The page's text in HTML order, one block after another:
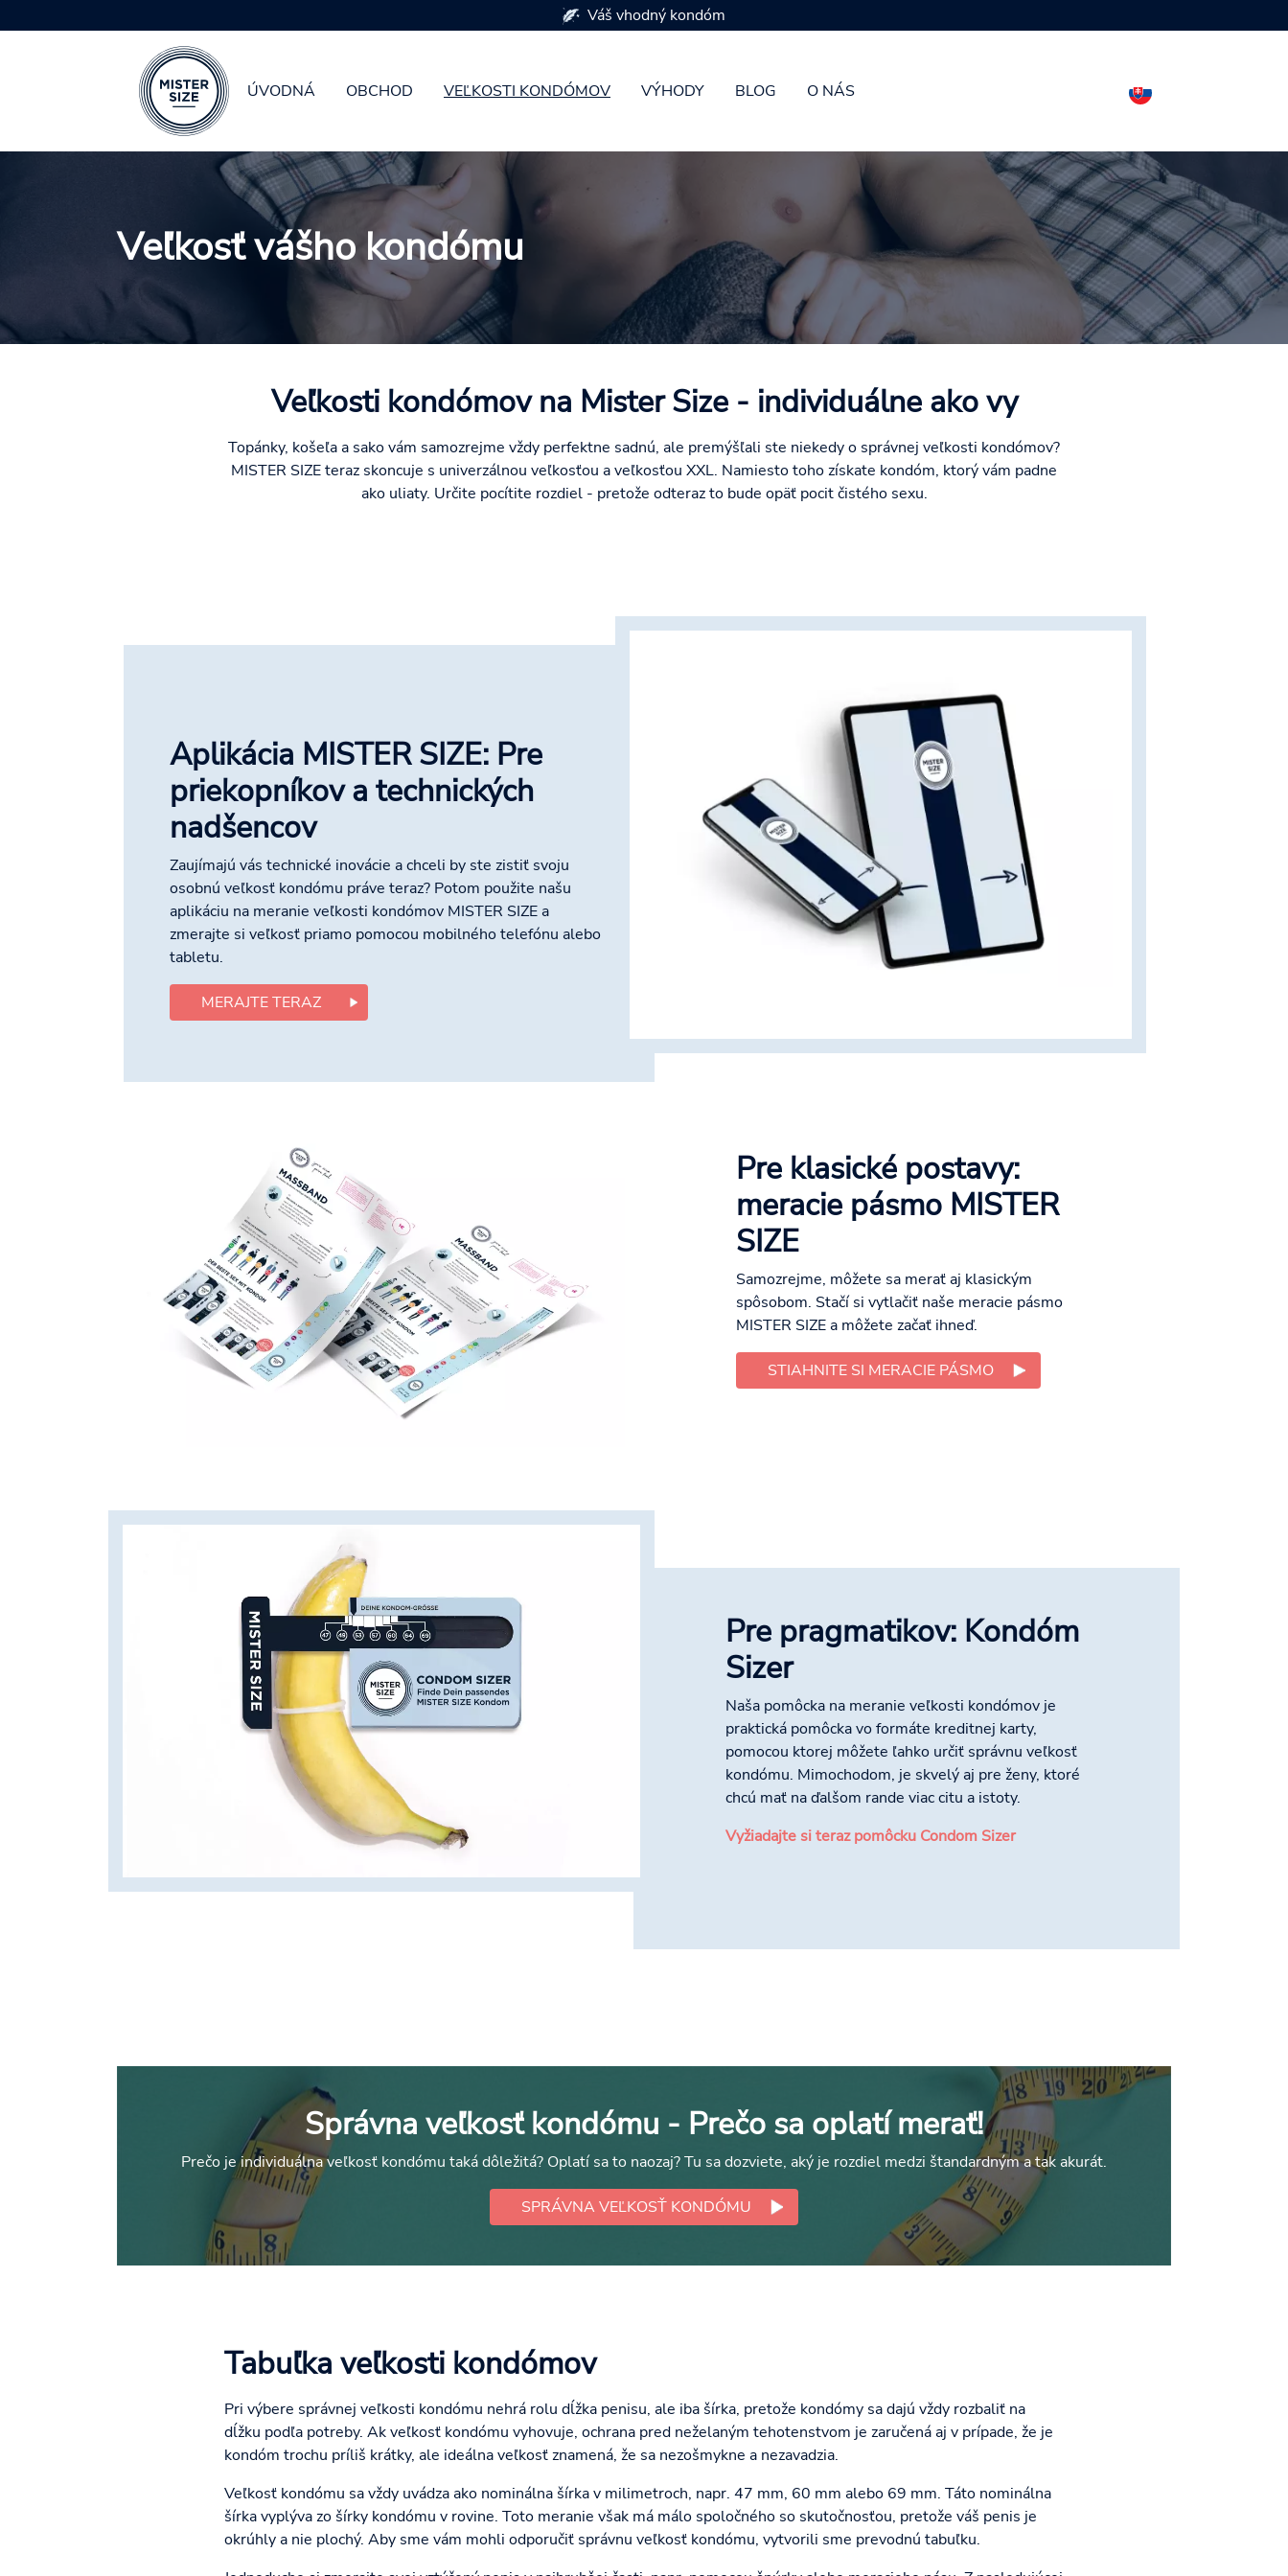
ÚVODNÁ OBCHOD VEĽKOSTI KONDÓMOV VÝHODY BLOG O NÁS
K dispozícii je 7 veľkostí kondómov
Veľkosť vášho kondómu
Veľkosti kondómov na Mister Size - individuálne ako vy
Topánky, košeľa a sako vám samozrejme vždy perfektne sadnú, ale premýšľali ste niekedy o správnej veľkosti kondómov?
MISTER SIZE teraz skoncuje s univerzálnou veľkosťou a veľkosťou XXL. Namiesto toho získate kondóm, ktorý vám padne
ako uliaty. Určite pocítite rozdiel - pretože odteraz to bude opäť pocit čistého sexu.
Aplikácia MISTER SIZE: Pre
priekopníkov a technických
nadšencov
Zaujímajú vás technické inovácie a chceli by ste zistiť svoju
osobnú veľkosť kondómu práve teraz? Potom použite našu
aplikáciu na meranie veľkosti kondómov MISTER SIZE a
zmerajte si veľkosť priamo pomocou mobilného telefónu alebo
tabletu.
MERAJTE TERAZ
Pre klasické postavy:
meracie pásmo MISTER
SIZE
Samozrejme, môžete sa merať aj klasickým
spôsobom. Stačí si vytlačiť naše meracie pásmo
MISTER SIZE a môžete začať ihneď.
STIAHNITE SI MERACIE PÁSMO
Pre pragmatikov: Kondóm
Sizer
Naša pomôcka na meranie veľkosti kondómov je
praktická pomôcka vo formáte kreditnej karty,
pomocou ktorej môžete ľahko určiť správnu veľkosť
kondómu. Mimochodom, je skvelý aj pre ženy, ktoré
chcú mať na ďalšom rande viac citu a istoty.
Vyžiadajte si teraz pomôcku Condom Sizer
Správna veľkosť kondómu - Prečo sa oplatí merať!
Prečo je individuálna veľkosť kondómu taká dôležitá? Oplatí sa to naozaj? Tu sa dozviete, aký je rozdiel medzi štandardným a tak akurát.
SPRÁVNA VEĽKOSŤ KONDÓMU
Tabuľka veľkosti kondómov
Pri výbere správnej veľkosti kondómu nehrá rolu dĺžka penisu, ale iba šírka, pretože kondómy sa dajú vždy rozbaliť na
dĺžku podľa potreby. Ak veľkosť kondómu vyhovuje, ochrana pred neželaným tehotenstvom je zaručená aj v prípade, že je
kondóm trochu príliš krátky, ale ideálna veľkosť znamená, že sa nezošmykne a nezavadzia.
Veľkosť kondómu sa vždy uvádza ako nominálna šírka v milimetroch, napr. 47 mm, 60 mm alebo 69 mm. Táto nominálna
šírka vyplýva zo šírky kondómu v rovine. Toto meranie však má málo spoločného so skutočnosťou, pretože váš penis je
okrúhly a nie plochý. Aby sme vám mohli odporučiť správnu veľkosť kondómu, vytvorili sme prevodnú tabuľku.